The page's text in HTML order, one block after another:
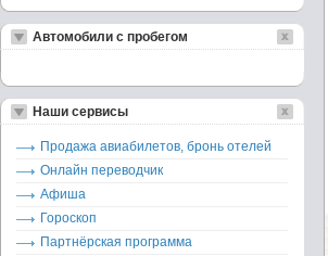
Автомобили с пробегом
Наши сервисы
Продажа авиабилетов, бронь отелей
Онлайн переводчик
Афиша
Гороскоп
Партнёрская программа